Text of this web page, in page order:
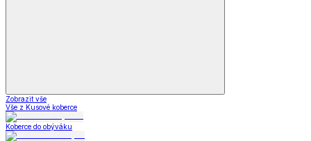
Zobrazit vše
Vše z Kusové koberce
Koberce do obýváku